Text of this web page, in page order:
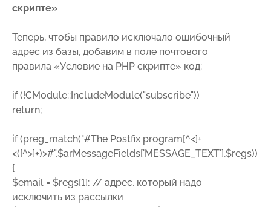
скрипте»
Теперь, чтобы правило исключало ошибочный
адрес из базы, добавим в поле почтового
правила «Условие на PHP скрипте» код:
if (!CModule::IncludeModule("subscribe"))
return;
if (preg_match("#The Postfix program[^<]+
<([^>]+)>#",$arMessageFields['MESSAGE_TEXT'],$regs))
{
$email = $regs[1]; // адрес, который надо
исключить из рассылки